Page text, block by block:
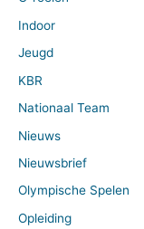
Indoor
Jeugd
KBR
Nationaal Team
Nieuws
Nieuwsbrief
Olympische Spelen
Opleiding